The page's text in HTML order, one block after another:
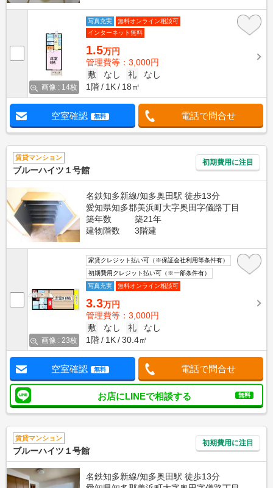
画像 : 14枚
写真充実
無料オンライン相談可
インターネット無料
1.5万円
管理費等：3,000円
敷
なし 礼
なし
1階
1K 18㎡
空室確認 無料 電話で問合せ
賃貸マンション
ブルーハイツ１号館
初期費用に注目
名鉄知多新線/知多奥田駅 徒歩13分
愛知県知多郡美浜町大字奥田字儀路丁目
築年数
築21年
建物階数
3階建
画像 : 23枚
家賃クレジット払い可（※保証会社利用等条件有）
初期費用クレジット払い可（※一部条件有）
写真充実
無料オンライン相談可
3.3万円
管理費等：3,000円
敷
なし 礼
なし
1階
1K 30.4㎡
空室確認 無料 電話で問合せ
お店にLINEで相談する 無料
賃貸マンション
ブルーハイツ１号館
初期費用に注目
名鉄知多新線/知多奥田駅 徒歩13分